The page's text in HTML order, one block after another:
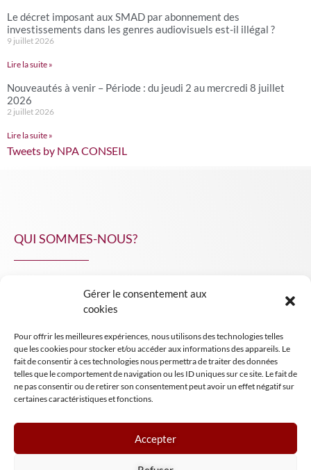
Gérer le consentement aux
cookies
Pour offrir les meilleures expériences, nous utilisons des technologies telles
que les cookies pour stocker et/ou accéder aux informations des appareils. Le
fait de consentir à ces technologies nous permettra de traiter des données
telles que le comportement de navigation ou les ID uniques sur ce site. Le fait de
ne pas consentir ou de retirer son consentement peut avoir un effet négatif sur
certaines caractéristiques et fonctions.
Accepter
Le décret imposant aux SMAD par abonnement des
investissements dans les genres audiovisuels est-il illégal ?
9 juillet 2026
Lire la suite »
Nouveautés à venir – Période : du jeudi 2 au mercredi 8 juillet
2026
2 juillet 2026
Lire la suite »
Tweets by NPA CONSEIL
QUI SOMMES-NOUS?
INSIGHT NPA
Mentions légales